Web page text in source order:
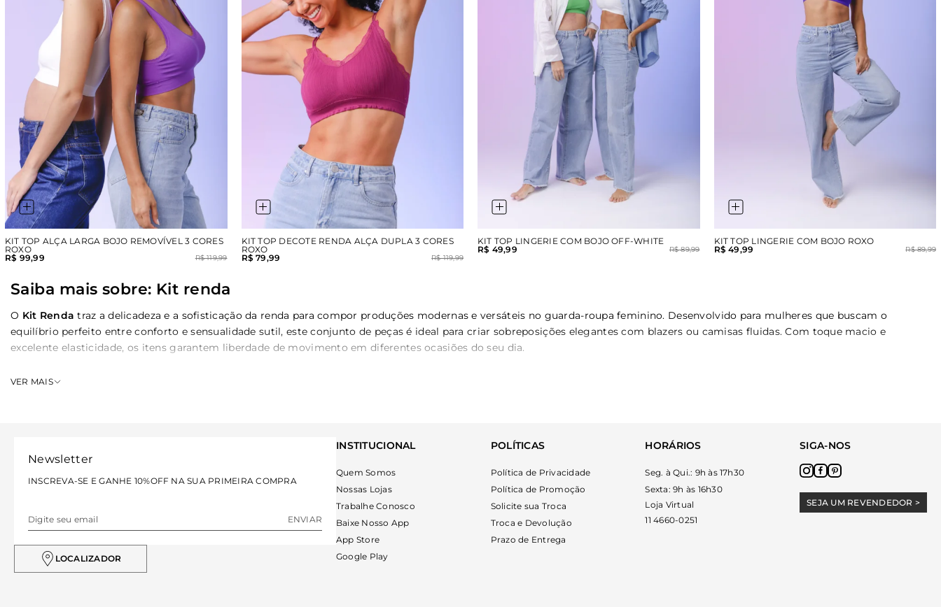
KIT TOP ALÇA LARGA BOJO REMOVÍVEL 3 CORES
ROXO
R$ 99,99
R$ 119,99
KIT TOP DECOTE RENDA ALÇA DUPLA 3 CORES
ROXO
R$ 79,99
R$ 119,99
KIT TOP LINGERIE COM BOJO OFF-WHITE
R$ 49,99
R$ 89,99
KIT TOP LINGERIE COM BOJO ROXO
R$ 49,99
R$ 89,99
Saiba mais sobre: Kit renda
O Kit Renda traz a delicadeza e a sofisticação da renda para compor produções modernas e versáteis no guarda-roupa feminino. Desenvolvido para mulheres que buscam o
equilíbrio perfeito entre conforto e sensualidade sutil, este conjunto de peças é ideal para criar sobreposições elegantes com blazers ou camisas fluidas. Com toque macio e
excelente elasticidade, os itens garantem liberdade de movimento em diferentes ocasiões do seu dia.
Como escolher o kit renda ideal para seu estilo
Ao navegar pela seleção de
, avalie as cores que melhor conversam com as roupas de seu guarda-roupa, facilitando combinações rápidas e elegantes. Peças em tons
neutros funcionam muito bem sob transparências ou como protagonistas em produções mais ousadas.
Atente-se ao caimento e sustentação
Verifique a modelagem dos tops presentes no kit para garantir a sustentação necessária ao busto sem abrir mão do bem-estar. Optar por peças com alças reguláveis ajuda a evitar
incômodos ao longo do dia, assegurando que você se sinta segura em qualquer compromisso.
VER MAIS
Newsletter
INSCREVA-SE E GANHE 10%OFF NA SUA PRIMEIRA COMPRA
ENVIAR
LOCALIZADOR
INSTITUCIONAL
Quem Somos
Nossas Lojas
Trabalhe Conosco
Baixe Nosso App
App Store
Google Play
POLÍTICAS
Política de Privacidade
Política de Promoção
Solicite sua Troca
Troca e Devolução
Prazo de Entrega
HORÁRIOS
Seg. à Qui.: 9h às 17h30
Sexta: 9h às 16h30
Loja Virtual
11 4660-0251
SIGA-NOS
SEJA UM REVENDEDOR >